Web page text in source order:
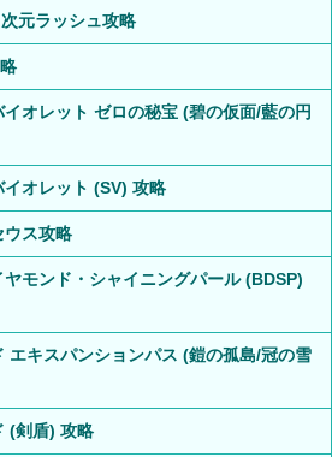
元ラッシュ攻略
オレット ゼロの秘宝 (碧の仮面/藍の円
オレット (SV) 攻略
ウス攻略
モンド・シャイニングパール (BDSP)
エキスパンションパス (鎧の孤島/冠の雪
(剣盾) 攻略